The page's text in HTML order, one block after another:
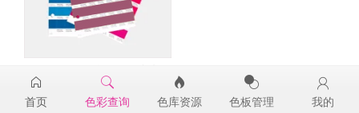
19-2432TPG
￥98
首页 色彩查询 色库资源 色板管理 我的